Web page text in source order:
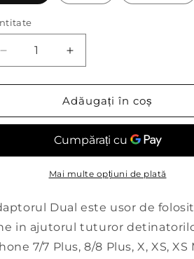
Reduceți
cantitatea
pentru
BLACK&amp;RED&amp;SILVER
Creșteți
cantitatea
pentru
Adaptor
Adăugați în coș
Mai multe opțiuni de plată
Dual este usor de
in ajutorul tuturor
7/7 Plus, 8/8 Plus, X, XS, XS